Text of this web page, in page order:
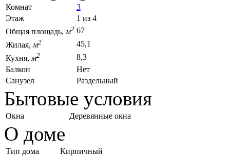
Комнат
3
Этаж
1 из 4
Общая площадь, м2 67
Жилая, м2
45,1
Кухня, м2
8,3
Балкон
Нет
Санузел
Раздельный
Бытовые условия
Окна Деревянные окна
О доме
Тип дома
Кирпичный